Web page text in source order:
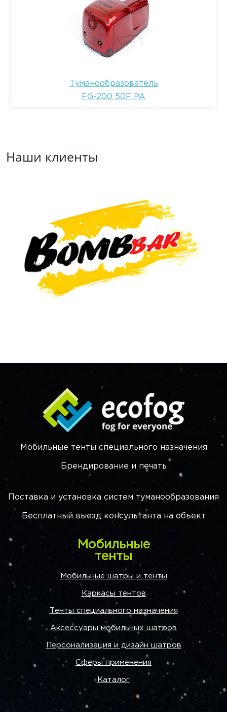
Туманообразователь
FG-200 50F PA
Наши клиенты
Мобильные тенты специального назначения
Брендирование и печать
Поставка и установка систем туманообразования
Бесплатный выезд консультанта на объект
Мобильные
тенты
Мобильные шатры и тенты
Каркасы тентов
Тенты специального назначения
Аксессуары мобильных шатров
Персонализация и дизайн шатров
Сферы применения
Каталог